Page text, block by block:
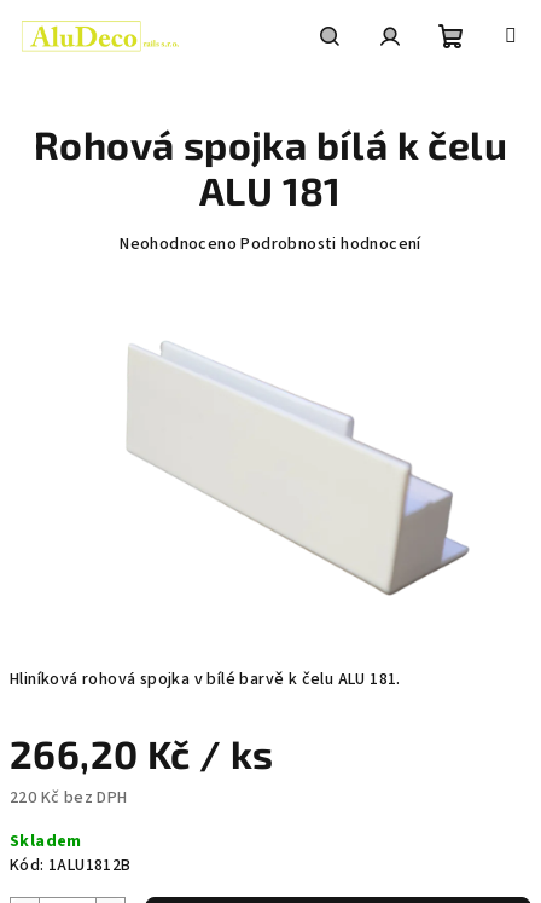
obsah
košík
Hliníková rohová spojka v bílé barvě k čelu ALU 181.
266,20 Kč / ks
220 Kč bez DPH
cena:
Skladem
Kód: 1ALU1812B
Rohová spojka bílá k čelu
ALU 181
Průměrné
0,0
Neohodnoceno Podrobnosti hodnocení